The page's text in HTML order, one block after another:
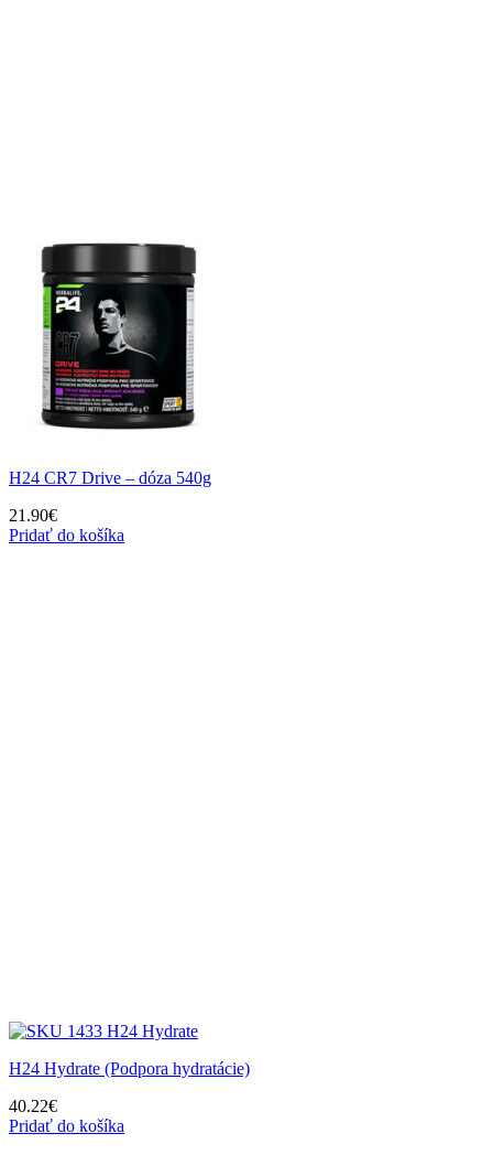
H24 CR7 Drive – dóza 540g
21.90€
Pridať do košíka
H24 Hydrate (Podpora hydratácie)
40.22€
Pridať do košíka